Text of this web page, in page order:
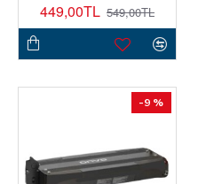
449,00TL 549,00TL
-9 %